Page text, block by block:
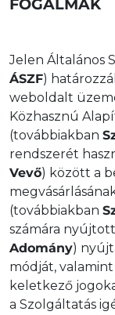
FOGALMAK
Jelen Általános
ÁSZF)
weboldalt
Közhasznú
(továbbiakban
rendszerét
Vevő) között a
(továbbiakban
számára
Adomány)
módját,
keletkező
a Szolgáltatás